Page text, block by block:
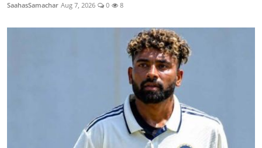
SaahasSamachar Aug 7, 2026 0 8